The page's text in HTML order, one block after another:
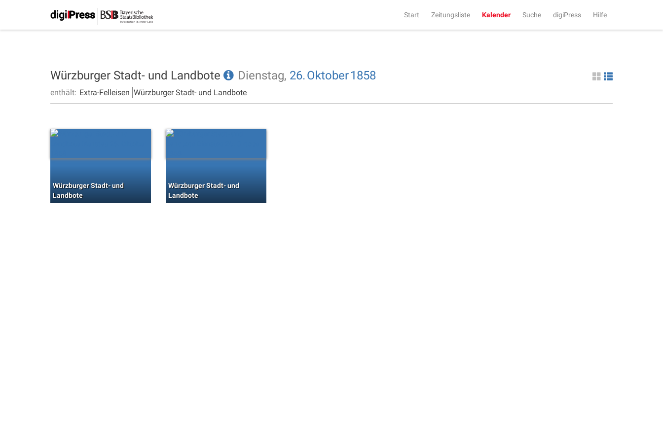
Start Zeitungsliste Kalender Suche digiPress Hilfe
Würzburger Stadt- und Landbote Dienstag, 26.Oktober1858
enthält: Extra-Felleisen Würzburger Stadt- und Landbote
Würzburger Stadt- und
Landbote
Würzburger Stadt- und
Landbote